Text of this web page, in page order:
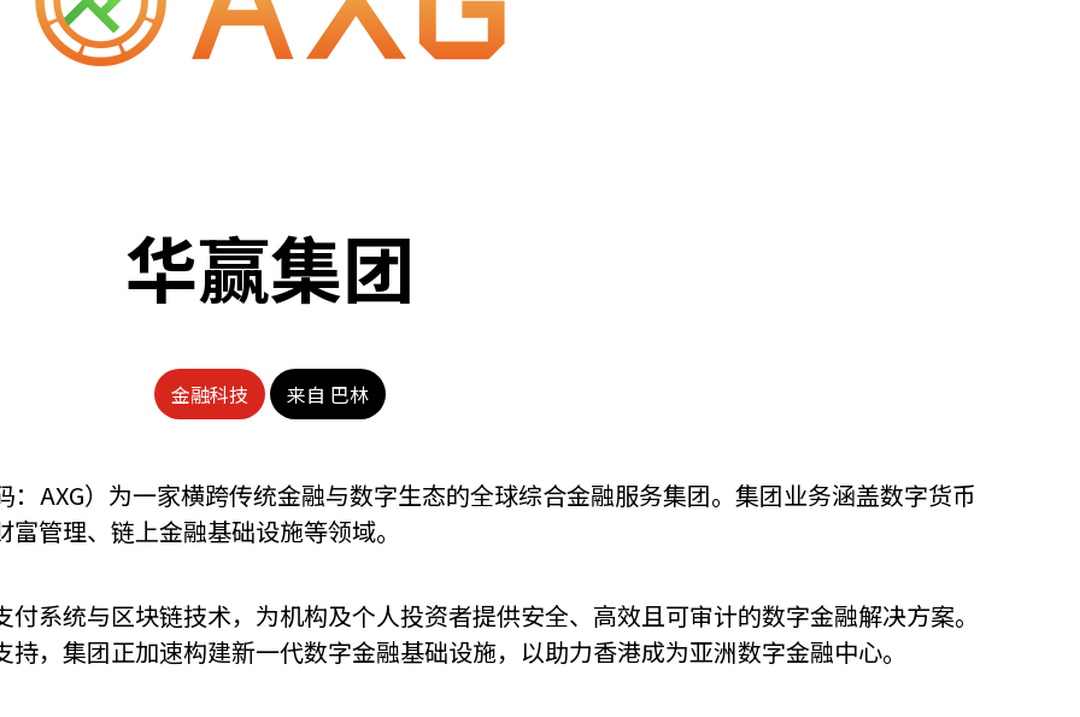
遇：政府招标公告 推荐表格 其他语文内容 招聘
华赢集团
金融科技 来自 巴林
AXG）为一家横跨传统金融与数字生态的全球综合金融服务集团。集团业务涵盖数字货币
管理、链上金融基础设施等领域。
系统与区块链技术，为机构及个人投资者提供安全、高效且可审计的数字金融解决方案。
，集团正加速构建新一代数字金融基础设施，以助力香港成为亚洲数字金融中心。